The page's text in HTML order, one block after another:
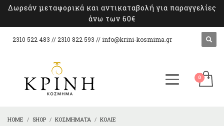
Δωρεάν μεταφορικά και αντικαταβολή για παραγγελίες
άνω των 60€
2310 522 483 // 2310 822 593 // info@krini-kosmima.gr
HOME SHOP ΚΟΣΜΉΜΑΤΑ
ΚΟΛΙΈ